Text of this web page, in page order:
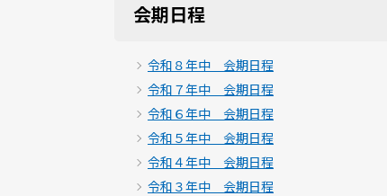
会期日程
令和８年中 会期日程
令和７年中 会期日程
令和６年中 会期日程
令和５年中 会期日程
令和４年中 会期日程
令和３年中 会期日程